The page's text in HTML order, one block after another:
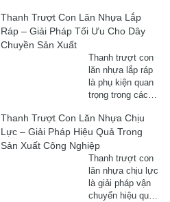
khung thép sơn
tĩnh điện để ...
chuyển mà còn
giúp tối ưu hóa
xuất, giảm thiểu
chi phí và nâng
cao năng suất lao
động. Bài viết
lý do tại sao
nhiều doanh ...
Thanh Trượt Con Lăn Nhựa Lắp
Ráp – Giải Pháp Tối Ưu Cho Dây
Chuyền Sản Xuất
Thanh trượt con
lăn nhựa lắp ráp
là phụ kiện quan
trọng trong các
và lắp ráp công
nghiệp. Với thiết
kế linh hoạt, dễ
dàng lắp đặt, khả
năng chịu tải tốt
và chi phí hợp lý,
thanh trượt con
Thanh Trượt Con Lăn Nhựa Chịu
Lực – Giải Pháp Hiệu Quả Trong
Sản Xuất Công Nghiệp
Thanh trượt con
lăn nhựa chịu lực
là giải pháp vận
chuyển hiệu quả